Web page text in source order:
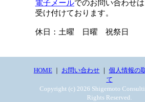
電子メールでのお問い合わせ
受け付けております。
休日：土曜 日曜 祝祭日
HOME ｜ お問い合わせ ｜ 個人情報の
て
Copyright (c) 2026 Shigemoto
Rights Reserved.